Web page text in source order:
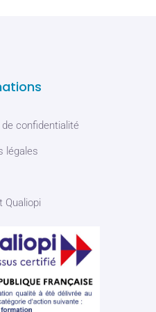
de confidentialité
légales
Qualiopi